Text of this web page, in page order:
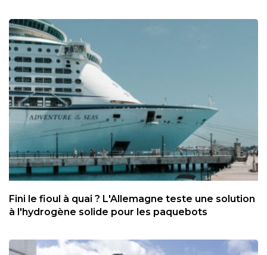
Fini le fioul à quai ? L'Allemagne teste une solution
à l'hydrogène solide pour les paquebots